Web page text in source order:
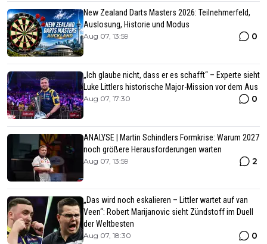
New Zealand Darts Masters 2026: Teilnehmerfeld,
Auslosung, Historie und Modus
Aug 07, 13:59 0
„Ich glaube nicht, dass er es schafft“ – Experte sieht
Luke Littlers historische Major-Mission vor dem Aus
Aug 07, 17:30 0
ANALYSE | Martin Schindlers Formkrise: Warum 2027
noch größere Herausforderungen warten
Aug 07, 13:59 2
„Das wird noch eskalieren – Littler wartet auf van
Veen“: Robert Marijanovic sieht Zündstoff im Duell
der Weltbesten
Aug 07, 18:30 0